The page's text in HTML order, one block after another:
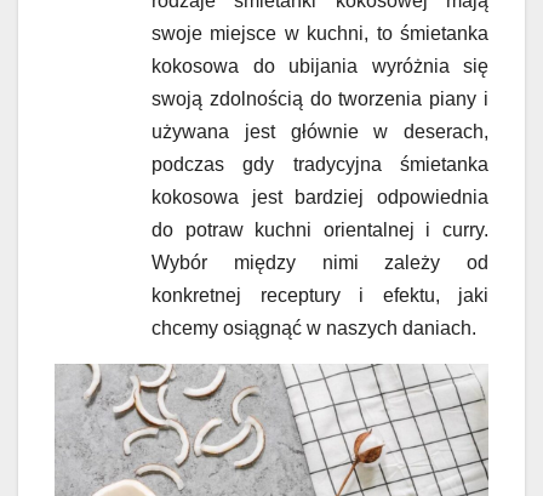
swoje miejsce w kuchni, to śmietanka
kokosowa do ubijania wyróżnia się
swoją zdolnością do tworzenia piany i
używana jest głównie w deserach,
podczas gdy tradycyjna śmietanka
kokosowa jest bardziej odpowiednia
do potraw kuchni orientalnej i curry.
Wybór między nimi zależy od
konkretnej receptury i efektu, jaki
chcemy osiągnąć w naszych daniach.